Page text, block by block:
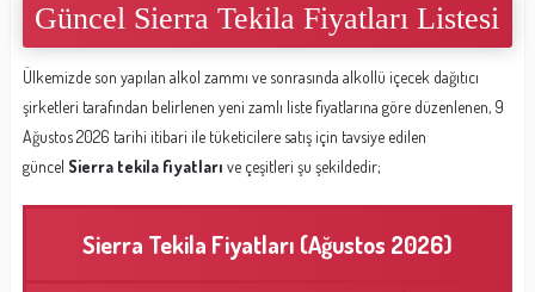
Güncel Sierra Tekila Fiyatları Listesi
Ülkemizde son yapılan alkol zammı ve sonrasında alkollü içecek dağıtıcı
şirketleri tarafından belirlenen yeni zamlı liste fiyatlarına göre düzenlenen, 9
Ağustos 2026 tarihi itibari ile tüketicilere satış için tavsiye edilen
güncel Sierra tekila fiyatları ve çeşitleri şu şekildedir;
Sierra Tekila Fiyatları (Ağustos 2026)